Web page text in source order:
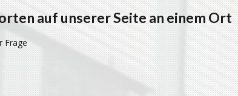
auf unserer Seite an einem Ort
Frage